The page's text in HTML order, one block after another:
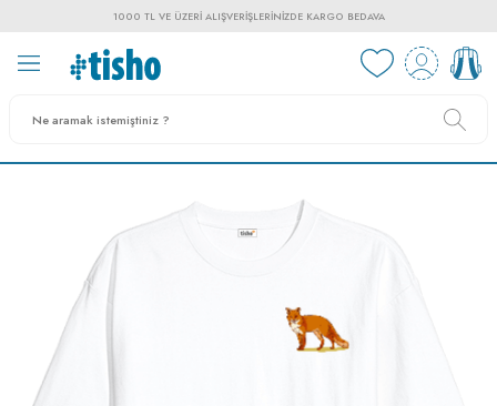
1000 TL VE ÜZERI ALIŞVERIŞLERINIZDE KARGO BEDAVA